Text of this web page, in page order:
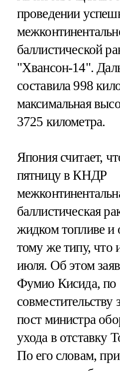
проведении
баллистической
"Хвансон-14".
составила 998
максимальная
3725 километра.
Япония считает,
пятницу в КНДР
баллистическая
жидком топливе и
тому же типу, что
июля. Об этом
Фумио Кисида, по
пост министра
ухода в отставку
По его словам,